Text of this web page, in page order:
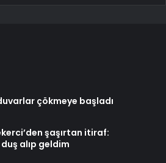
çökmeye başladı
şaşırtan itiraf:
alıp geldim